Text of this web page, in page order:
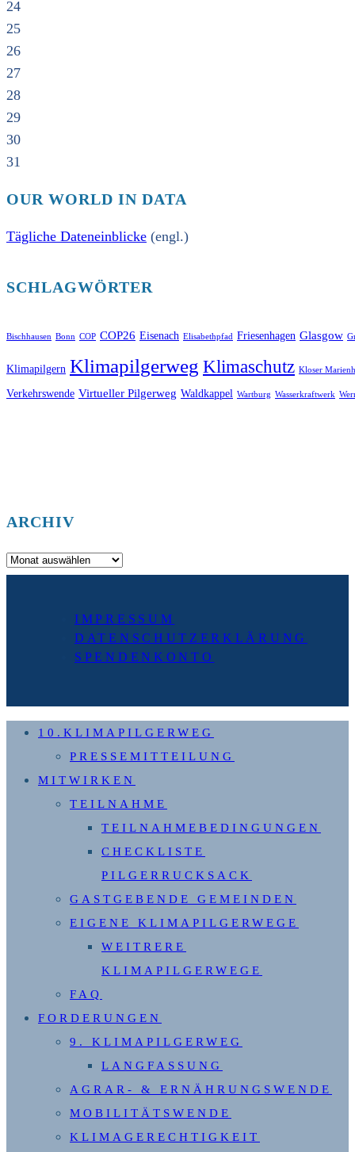
24
25
26
27
28
29
30
31
OUR WORLD IN DATA
Tägliche Dateneinblicke (engl.)
SCHLAGWÖRTER
Bischhausen Bonn COP COP26 Eisenach Elisabethpfad Friesenhagen Glasgow
Klimapilgern Klimapilgerweg Klimaschutz Kloser
Verkehrswende Virtueller Pilgerweg Waldkappel Wartburg Wasserkraftwerk
ARCHIV
Archiv
IMPRESSUM
DATENSCHUTZERKLÄRUNG
SPENDENKONTO
10.KLIMAPILGERWEG
PRESSEMITTEILUNG
MITWIRKEN
TEILNAHME
TEILNAHMEBEDINGUNGEN
CHECKLISTE
PILGERRUCKSACK
GASTGEBENDE GEMEINDEN
EIGENE KLIMAPILGERWEGE
WEITRERE
KLIMAPILGERWEGE
FAQ
FORDERUNGEN
9. KLIMAPILGERWEG
LANGFASSUNG
AGRAR- & ERNÄHRUNGSWENDE
MOBILITÄTSWENDE
KLIMAGERECHTIGKEIT